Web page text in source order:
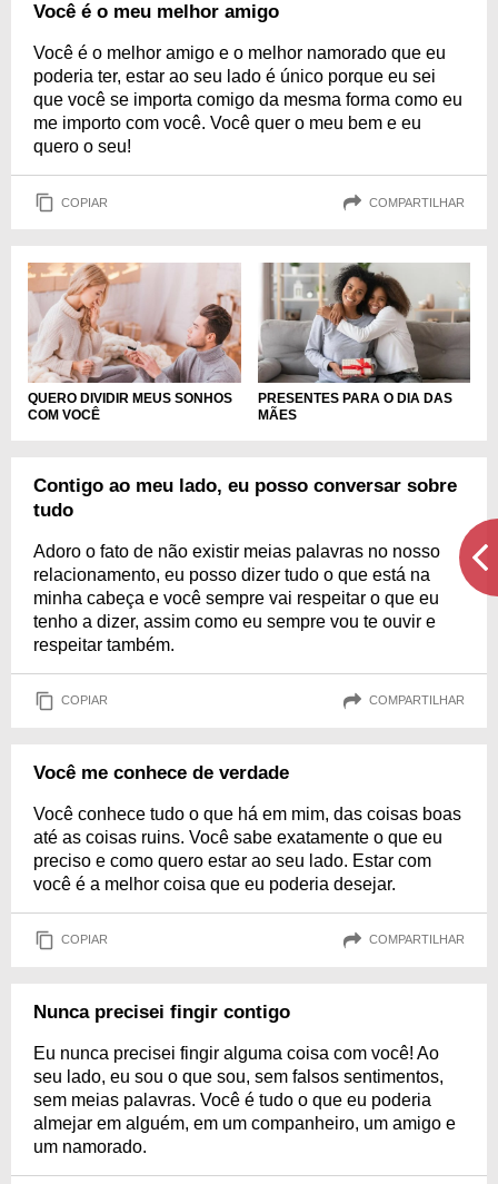
Você é o meu melhor amigo
Você é o melhor amigo e o melhor namorado que eu
poderia ter, estar ao seu lado é único porque eu sei
que você se importa comigo da mesma forma como eu
me importo com você. Você quer o meu bem e eu
quero o seu!
COPIAR COMPARTILHAR
QUERO DIVIDIR MEUS SONHOS
COM VOCÊ
PRESENTES PARA O DIA DAS
MÃES
Contigo ao meu lado, eu posso conversar sobre
tudo
Adoro o fato de não existir meias palavras no nosso
relacionamento, eu posso dizer tudo o que está na
minha cabeça e você sempre vai respeitar o que eu
tenho a dizer, assim como eu sempre vou te ouvir e
respeitar também.
COPIAR COMPARTILHAR
Você me conhece de verdade
Você conhece tudo o que há em mim, das coisas boas
até as coisas ruins. Você sabe exatamente o que eu
preciso e como quero estar ao seu lado. Estar com
você é a melhor coisa que eu poderia desejar.
COPIAR COMPARTILHAR
Nunca precisei fingir contigo
Eu nunca precisei fingir alguma coisa com você! Ao
seu lado, eu sou o que sou, sem falsos sentimentos,
sem meias palavras. Você é tudo o que eu poderia
almejar em alguém, em um companheiro, um amigo e
um namorado.